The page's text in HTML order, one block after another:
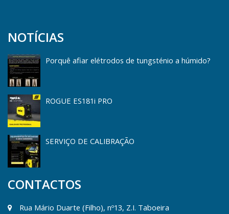
NOTÍCIAS
Porquê afiar elétrodos de tungsténio a húmido?
ROGUE ES181i PRO
SERVIÇO DE CALIBRAÇÃO
CONTACTOS
Rua Mário Duarte (Filho), nº13, Z.I. Taboeira